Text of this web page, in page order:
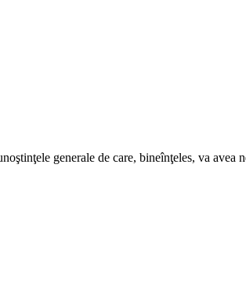
generale de care, bineînţeles, va avea